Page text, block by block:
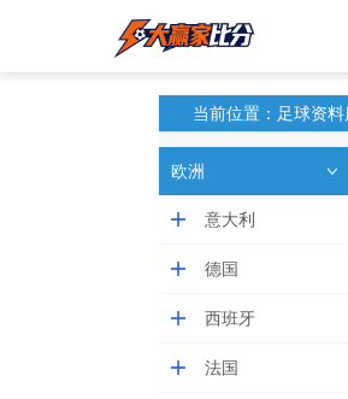
当前位置：足球资料
欧洲
意大利
德国
西班牙
法国